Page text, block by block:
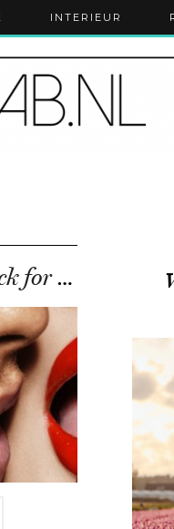
INTERIEUR
Bizarre Beauty: Lipstick for men!